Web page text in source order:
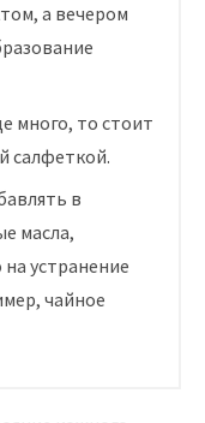
а вечером
много, то стоит
салфеткой.
в
масла,
устранение
чайное